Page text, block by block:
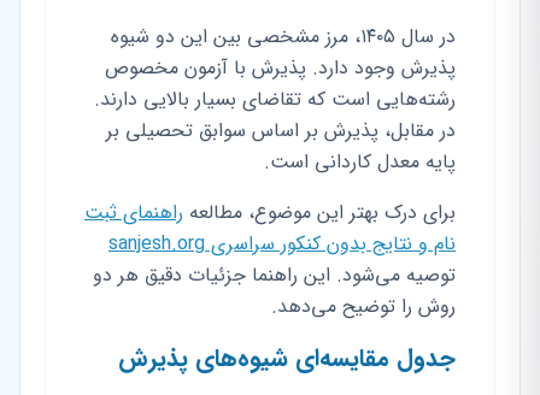
در سال ۱۴۰۵، مرز مشخصی بین این دو شیوه
پذیرش وجود دارد. پذیرش با آزمون مخصوص
رشته‌هایی است که تقاضای بسیار بالایی دارند.
در مقابل، پذیرش بر اساس سوابق تحصیلی بر
پایه معدل کاردانی است.
برای درک بهتر این موضوع، مطالعه راهنمای ثبت
نام و نتایج بدون کنکور سراسری sanjesh.org
توصیه می‌شود. این راهنما جزئیات دقیق هر دو
روش را توضیح می‌دهد.
جدول مقایسه‌ای شیوه‌های پذیرش